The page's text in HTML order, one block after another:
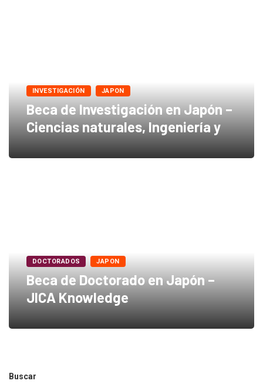
INVESTIGACIÓN JAPON
Beca de Investigación en Japón –
Ciencias naturales, Ingeniería y
DOCTORADOS JAPON
Beca de Doctorado en Japón –
JICA Knowledge
Buscar